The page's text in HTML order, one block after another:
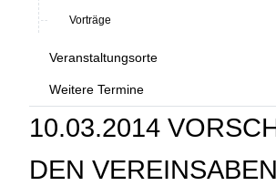
Vorträge
Veranstaltungsorte
Weitere Termine
10.03.2014
DEN